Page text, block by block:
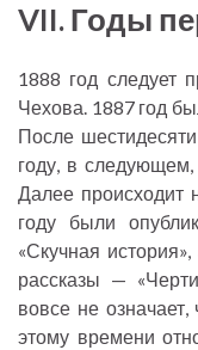
VII. Годы
1888 год следует
Чехова. 1887 год
После
году, в
Далее происходит
году были
«Скучная
рассказы —
вовсе не
этому времени